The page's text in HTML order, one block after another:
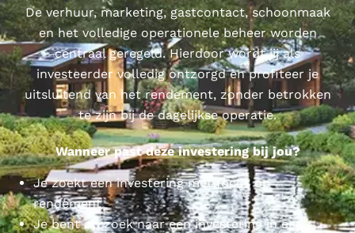
De verhuur, marketing, gastcontact, schoonmaak
en het volledige operationele beheer worden
centraal geregeld. Hierdoor wordt jij als
investeerder volledig ontzorgd en profiteer je
uitsluitend van het rendement, zonder betrokken
te zijn bij de dagelijkse operatie.
Wanneer past deze investering bij jou?
Je zoekt een investering met focus op
rendement
Je bent op zoek naar een investering in een